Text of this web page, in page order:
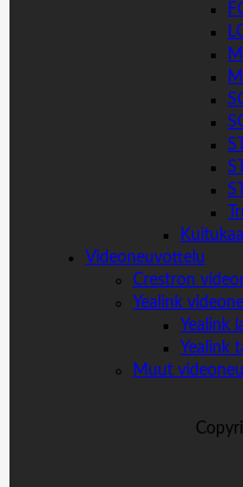
Videoneuvottelu
Crestron
Yealink
Yealink
Yealink
Muut